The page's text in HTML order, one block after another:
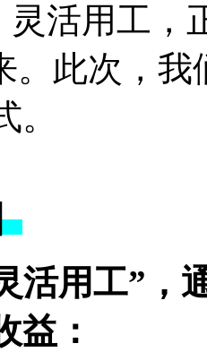
灵活用工，
。此次，
活用工”，
益：